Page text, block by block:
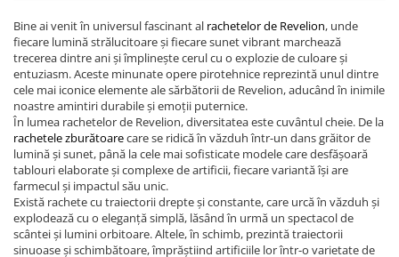
Bine ai venit în universul fascinant al rachetelor de Revelion, unde
fiecare lumină strălucitoare și fiecare sunet vibrant marchează
trecerea dintre ani și împlinește cerul cu o explozie de culoare și
entuziasm. Aceste minunate opere pirotehnice reprezintă unul dintre
cele mai iconice elemente ale sărbătorii de Revelion, aducând în inimile
noastre amintiri durabile și emoții puternice.
În lumea rachetelor de Revelion, diversitatea este cuvântul cheie. De la
rachetele zburătoarecare se ridică în văzduh într-un dans grăitor de
lumină și sunet, până la cele mai sofisticate modele care desfășoară
tablouri elaborate și complexe de artificii, fiecare variantă își are
farmecul și impactul său unic.
Există rachete cu traiectorii drepte și constante, care urcă în văzduh și
explodează cu o eleganță simplă, lăsând în urmă un spectacol de
scântei și lumini orbitoare. Altele, în schimb, prezintă traiectorii
sinuoase și schimbătoare, împrăștiind artificiile lor într-o varietate de